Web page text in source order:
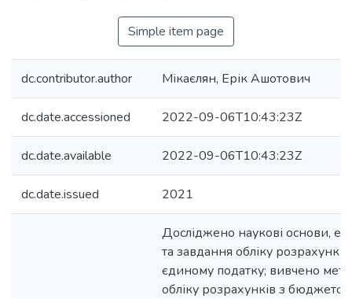
Simple item page
dc.contributor.author Мікаєлян, Ерік Ашотович
dc.date.accessioned 2022-09-06T10:43:23Z
dc.date.available 2022-09-06T10:43:23Z
dc.date.issued 2021
Досліджено наукові основи,
та завдання обліку
єдиному податку; вивчено
обліку розрахунків з